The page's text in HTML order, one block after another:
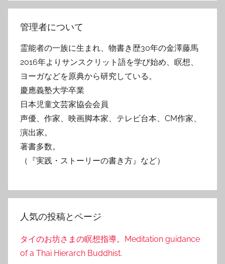
管理者について
霊能者の一族に生まれ、物書き歴30年の金澤藤馬
2016年よりサンスクリット語を学び始め、瞑想、
ヨーガなどを原典から研究している。
慶應義塾大学卒業
日本児童文芸家協会会員
声優、作家、映画脚本家、テレビ台本、CM作家、
演出家。
著書多数。
（『実践・ストーリーの書き方』など）
人気の投稿とページ
タイのお坊さまの瞑想指導。Meditation guidance
of a Thai Hierarch Buddhist.